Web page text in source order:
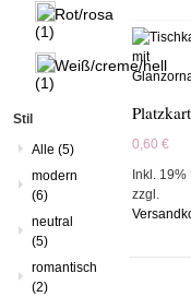
0,60 €
Inkl. 19%
zzgl.
(1)
(1)
Stil
Alle (5)
modern
(6)
neutral
(5)
romantisch
(2)